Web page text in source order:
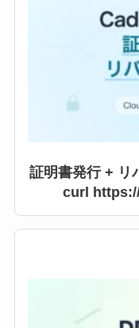
証明書発行 + リ
curl